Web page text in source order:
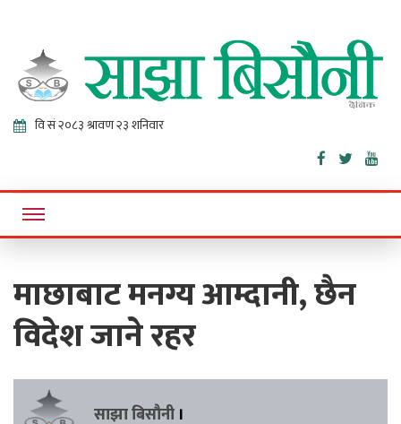
Sajha
Bisaunee
Online News Portal
माछाबाट मनग्य आम्दानी, छैन
विदेश जाने रहर
साझा बिसौनी ।